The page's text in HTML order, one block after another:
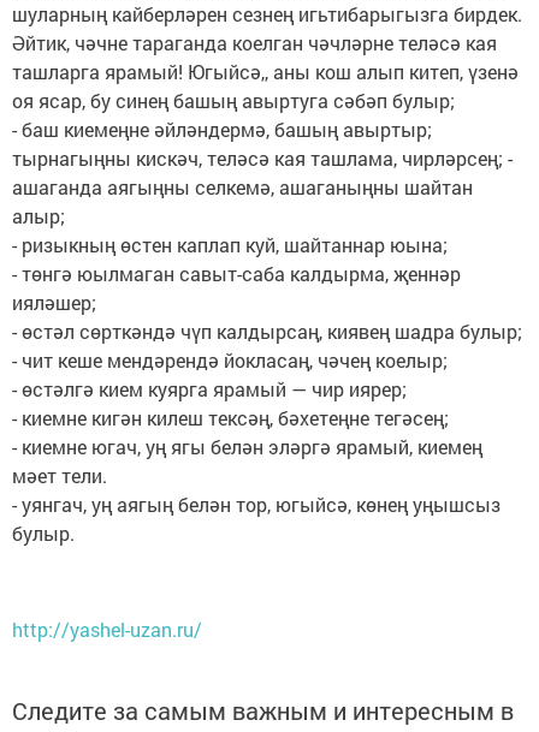
шуларның кайберләрен сезнең игьтибарыгызга бирдек.
Әйтик, чәчне тараганда коелган чәчләрне теләсә кая
ташларга ярамый! Югыйсә,, аны кош алып китеп, үзенә
оя ясар, бу синең башың авыртуга сәбәп булыр;
- баш киемеңне әйләндермә, башың авыртыр;
тырнагыңны кискәч, теләсә кая ташлама, чирләрсең; -
ашаганда аягыңны селкемә, ашаганыңны шайтан
алыр;
- ризыкның өстен каплап куй, шайтаннар юына;
- төнгә юылмаган савыт-саба калдырма, җеннәр
ияләшер;
- өстәл сөрткәндә чүп калдырсаң, киявең шадра булыр;
- чит кеше мендәрендә йокласаң, чәчең коелыр;
- өстәлгә кием куярга ярамый — чир иярер;
- киемне кигән килеш тексәң, бәхетеңне тегәсең;
- киемне югач, уң ягы белән эләргә ярамый, киемең
мәет тели.
- уянгач, уң аягың белән тор, югыйсә, көнең уңышсыз
булыр.
http://yashel-uzan.ru/
Следите за самым важным и интересным в